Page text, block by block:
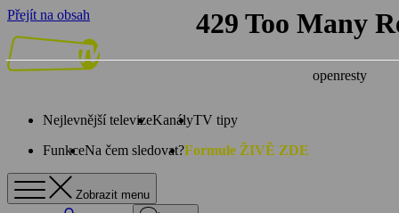
Přejít na obsah
Nejlevnější televizeKanályTV tipy
FunkceNa čem sledovat?Formule ŽIVĚ ZDE
Zobrazit menu